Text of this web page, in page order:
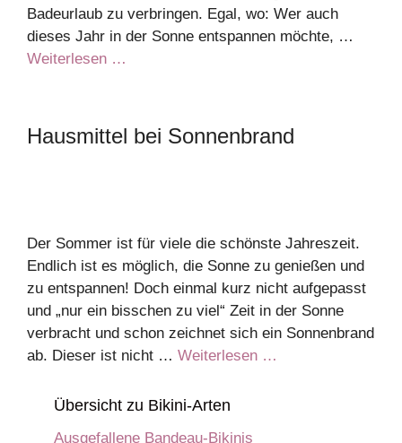
Badeurlaub zu verbringen. Egal, wo: Wer auch
dieses Jahr in der Sonne entspannen möchte, …
Weiterlesen …
Hausmittel bei Sonnenbrand
Der Sommer ist für viele die schönste Jahreszeit.
Endlich ist es möglich, die Sonne zu genießen und
zu entspannen! Doch einmal kurz nicht aufgepasst
und „nur ein bisschen zu viel“ Zeit in der Sonne
verbracht und schon zeichnet sich ein Sonnenbrand
ab. Dieser ist nicht … Weiterlesen …
Übersicht zu Bikini-Arten
Ausgefallene Bandeau-Bikinis